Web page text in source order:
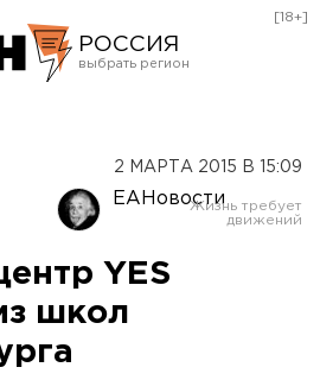
РОССИЯ
Оренбург
[18+]
2 МАРТА 2015 В 15:09
ЕАНовости
YES
школ